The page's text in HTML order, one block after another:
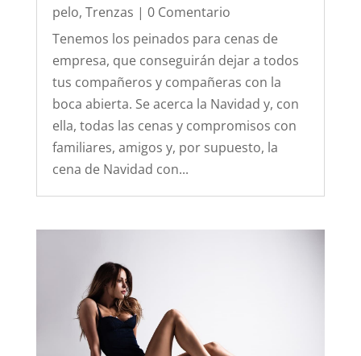
pelo, Trenzas | 0 Comentario
Tenemos los peinados para cenas de
empresa, que conseguirán dejar a todos
tus compañeros y compañeras con la
boca abierta. Se acerca la Navidad y, con
ella, todas las cenas y compromisos con
familiares, amigos y, por supuesto, la
cena de Navidad con...